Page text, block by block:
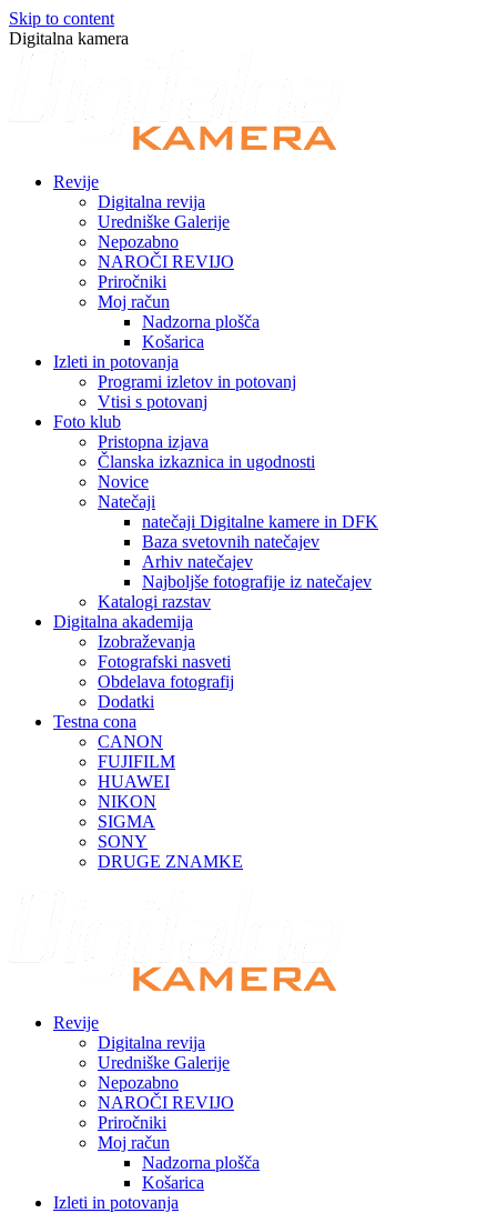
Skip to content
Digitalna kamera
Revije
Digitalna revija
Uredniške Galerije
Nepozabno
NAROČI REVIJO
Priročniki
Moj račun
Nadzorna plošča
Košarica
Izleti in potovanja
Programi izletov in potovanj
Vtisi s potovanj
Foto klub
Pristopna izjava
Članska izkaznica in ugodnosti
Novice
Natečaji
natečaji Digitalne kamere in DFK
Baza svetovnih natečajev
Arhiv natečajev
Najboljše fotografije iz natečajev
Katalogi razstav
Digitalna akademija
Izobraževanja
Fotografski nasveti
Obdelava fotografij
Dodatki
Testna cona
CANON
FUJIFILM
HUAWEI
NIKON
SIGMA
SONY
DRUGE ZNAMKE
Revije
Digitalna revija
Uredniške Galerije
Nepozabno
NAROČI REVIJO
Priročniki
Moj račun
Nadzorna plošča
Košarica
Izleti in potovanja